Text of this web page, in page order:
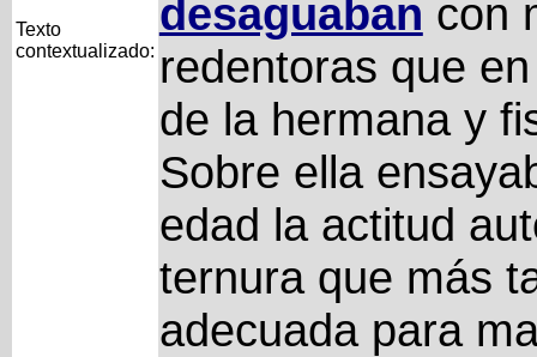
Texto
contextualizado:
desaguaban con
redentoras que
de la hermana y
Sobre ella
edad la actitud
ternura que más
adecuada para